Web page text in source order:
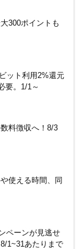
1~31あたりまで
と
える！
300ポイントも
ット利用2%還元
要。1/1～
料徴収へ！8/3
使える時間、同
ペーンが見逃せ
1~31あたりまで